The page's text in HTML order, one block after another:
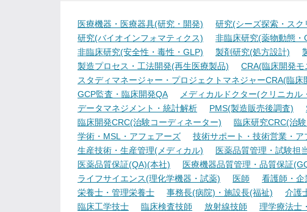
医療機器・医療器具(研究・開発) 研究(シーズ探索・スク
研究(バイオインフォマティクス)
非臨床研究(薬物動態・
非臨床研究(安全性・毒性・GLP)
製剤研究(処方設計)
製造プロセス・工法開発(再生医療製品)
CRA(臨床開発モ
スタディマネージャー・プロジェクトマネジャーCRA(臨床
GCP監査・臨床開発QA
メディカルドクター(クリニカル
データマネジメント・統計解析
PMS(製造販売後調査)
臨床開発CRC(治験コーディネーター)
臨床研究CRC(治
学術・MSL・アフェアーズ
技術サポート・技術営業・
生産技術・生産管理(メディカル)
医薬品質管理・試験担
医薬品質保証(QA)(本社)
医療機器品質管理・品質保証
ライフサイエンス(理化学機器・試薬)
医師 看護師・企
栄養士・管理栄養士
事務長(病院)・施設長(福祉)
介護
臨床工学技士
臨床検査技師 放射線技師 理学療法士